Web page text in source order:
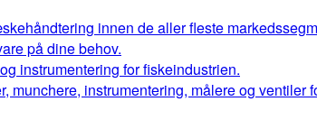
innen de aller fleste
på dine behov.
instrumentering for fiskeindustrien.
munchere, instrumentering, målere og ventiler